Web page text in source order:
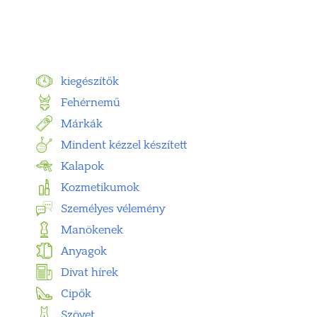
kiegészítők
Fehérnemű
Márkák
Mindent kézzel készített
Kalapok
Kozmetikumok
Személyes vélemény
Manökenek
Anyagok
Divat hírek
Cipők